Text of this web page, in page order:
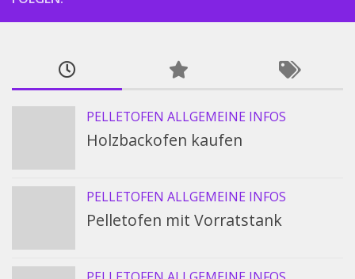
PELLETOFEN ALLGEMEINE INFOS
Holzbackofen kaufen
PELLETOFEN ALLGEMEINE INFOS
Pelletofen mit Vorratstank